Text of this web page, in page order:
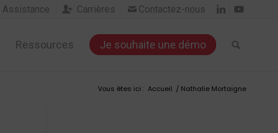
Assistance  Carrières  Contactez-nous
Ressources Je souhaite une démo
Vous êtes ici : Accueil / Nathalie Mortaigne